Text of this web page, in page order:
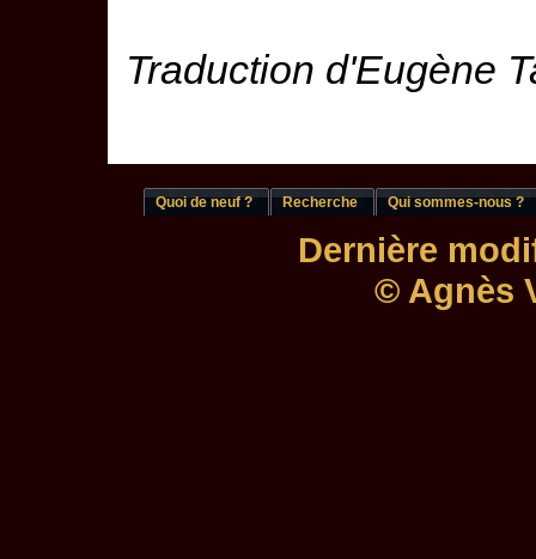
Traduction d'Eugène
Quoi de neuf ? Recherche Qui sommes-nous ?
Dernière
© Agnès